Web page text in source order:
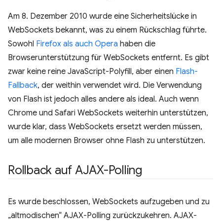
Am 8. Dezember 2010 wurde eine Sicherheitslücke in
WebSockets bekannt, was zu einem Rückschlag führte.
Sowohl Firefox als auch Opera haben die
Browserunterstützung für WebSockets entfernt. Es gibt
zwar keine reine JavaScript-Polyfill, aber einen Flash-
Fallback, der weithin verwendet wird. Die Verwendung
von Flash ist jedoch alles andere als ideal. Auch wenn
Chrome und Safari WebSockets weiterhin unterstützen,
wurde klar, dass WebSockets ersetzt werden müssen,
um alle modernen Browser ohne Flash zu unterstützen.
Rollback auf AJAX-Polling
Es wurde beschlossen, WebSockets aufzugeben und zu
„altmodischen“ AJAX-Polling zurückzukehren. AJAX-